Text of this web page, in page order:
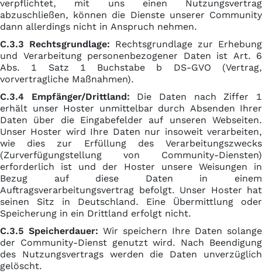
verpflichtet, mit uns einen Nutzungsvertrag
abzuschließen, können die Dienste unserer Community
dann allerdings nicht in Anspruch nehmen.
C.3.3 Rechtsgrundlage: Rechtsgrundlage zur Erhebung
und Verarbeitung personenbezogener Daten ist Art. 6
Abs. 1 Satz 1 Buchstabe b DS-GVO (Vertrag,
vorvertragliche Maßnahmen).
C.3.4 Empfänger/Drittland: Die Daten nach Ziffer 1
erhält unser Hoster unmittelbar durch Absenden Ihrer
Daten über die Eingabefelder auf unseren Webseiten.
Unser Hoster wird Ihre Daten nur insoweit verarbeiten,
wie dies zur Erfüllung des Verarbeitungszwecks
(Zurverfügungstellung von Community-Diensten)
erforderlich ist und der Hoster unsere Weisungen in
Bezug auf diese Daten in einem
Auftragsverarbeitungsvertrag befolgt. Unser Hoster hat
seinen Sitz in Deutschland. Eine Übermittlung oder
Speicherung in ein Drittland erfolgt nicht.
C.3.5 Speicherdauer: Wir speichern Ihre Daten solange
der Community-Dienst genutzt wird. Nach Beendigung
des Nutzungsvertrags werden die Daten unverzüglich
gelöscht.